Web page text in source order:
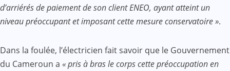
d’arriérés de paiement de son client ENEO, ayant atteint un
niveau préoccupant et imposant cette mesure conservatoire ».
Dans la foulée, l’électricien fait savoir que le Gouvernement
du Cameroun a « pris à bras le corps cette préoccupation en